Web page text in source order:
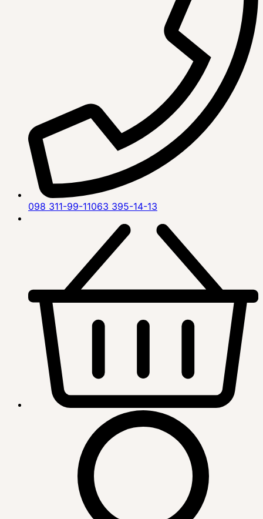
098 311-99-11063 395-14-13